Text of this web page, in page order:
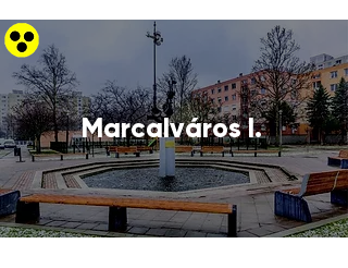
Marcalváros I.